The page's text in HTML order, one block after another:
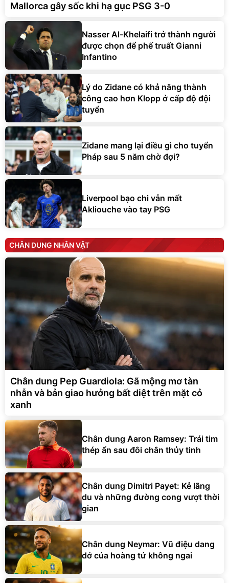
Mallorca gây sốc khi hạ gục PSG 3-0
Nasser Al-Khelaifi trở thành người
được chọn để phế truất Gianni
Infantino
Lý do Zidane có khả năng thành
công cao hơn Klopp ở cấp độ đội
tuyển
Zidane mang lại điều gì cho tuyển
Pháp sau 5 năm chờ đợi?
Liverpool bạo chi vẫn mất
Akliouche vào tay PSG
CHÂN DUNG NHÂN VẬT
Chân dung Pep Guardiola: Gã mộng mơ tàn
nhẫn và bản giao hưởng bất diệt trên mặt cỏ
xanh
Chân dung Aaron Ramsey: Trái tim
thép ẩn sau đôi chân thủy tinh
Chân dung Dimitri Payet: Kẻ lãng
du và những đường cong vượt thời
gian
Chân dung Neymar: Vũ điệu dang
dở của hoàng tử không ngai